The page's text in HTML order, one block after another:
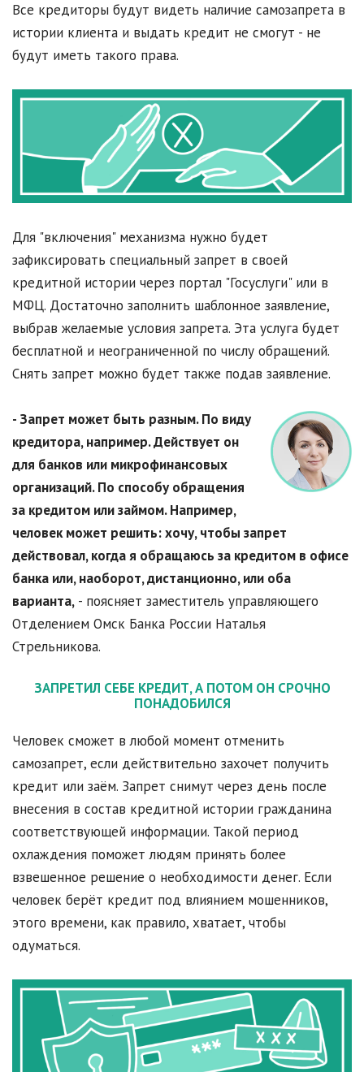
Все кредиторы будут видеть наличие самозапрета в
истории клиента и выдать кредит не смогут - не
будут иметь такого права.
Для "включения" механизма нужно будет
зафиксировать специальный запрет в своей
кредитной истории через портал "Госуслуги" или в
МФЦ. Достаточно заполнить шаблонное заявление,
выбрав желаемые условия запрета. Эта услуга будет
бесплатной и неограниченной по числу обращений.
Снять запрет можно будет также подав заявление.
- Запрет может быть разным. По виду
кредитора, например. Действует он
для банков или микрофинансовых
организаций. По способу обращения
за кредитом или займом. Например,
человек может решить: хочу, чтобы запрет
действовал, когда я обращаюсь за кредитом в офисе
банка или, наоборот, дистанционно, или оба
варианта, - поясняет заместитель управляющего
Отделением Омск Банка России Наталья
Стрельникова.
ЗАПРЕТИЛ СЕБЕ КРЕДИТ, А ПОТОМ ОН СРОЧНО
ПОНАДОБИЛСЯ
Человек сможет в любой момент отменить
самозапрет, если действительно захочет получить
кредит или заём. Запрет снимут через день после
внесения в состав кредитной истории гражданина
соответствующей информации. Такой период
охлаждения поможет людям принять более
взвешенное решение о необходимости денег. Если
человек берёт кредит под влиянием мошенников,
этого времени, как правило, хватает, чтобы
одуматься.